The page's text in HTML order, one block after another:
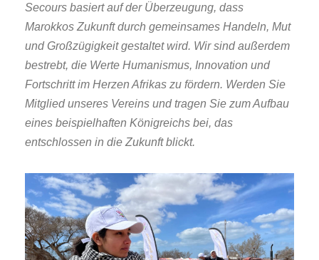
Secours basiert auf der Überzeugung, dass
Marokkos Zukunft durch gemeinsames Handeln, Mut
und Großzügigkeit gestaltet wird. Wir sind außerdem
bestrebt, die Werte Humanismus, Innovation und
Fortschritt im Herzen Afrikas zu fördern. Werden Sie
Mitglied unseres Vereins und tragen Sie zum Aufbau
eines beispielhaften Königreichs bei, das
entschlossen in die Zukunft blickt.